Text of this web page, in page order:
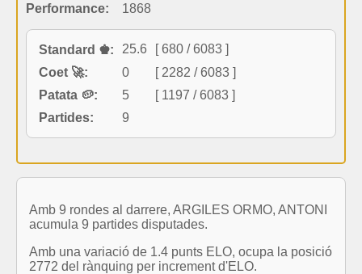
Performance:
1868
Standard ♚: 25.6
[ 680 / 6083 ]
Coet 🚀:
0
[ 2282 / 6083 ]
Patata 🥔:
5
[ 1197 / 6083 ]
Partides:
9
Amb 9 rondes al darrere, ARGILES ORMO, ANTONI
acumula 9 partides disputades.
Amb una variació de 1.4 punts ELO, ocupa la posició
2772 del rànquing per increment d'ELO.